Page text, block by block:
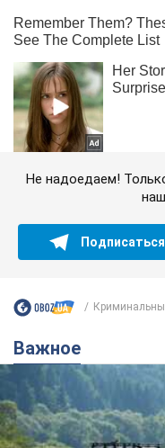
Не надоедаем!
Подписаться
Важное